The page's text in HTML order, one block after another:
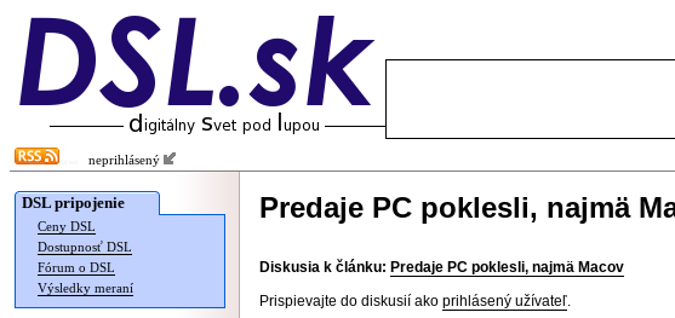
neprihlásený
DSL pripojenie
Ceny DSL
Dostupnosť DSL
Fórum o DSL
Výsledky meraní
Predaje PC poklesli, najmä
Diskusia k článku: Predaje PC poklesli, najmä Macov
Prispievajte do diskusií ako prihlásený užívateľ.